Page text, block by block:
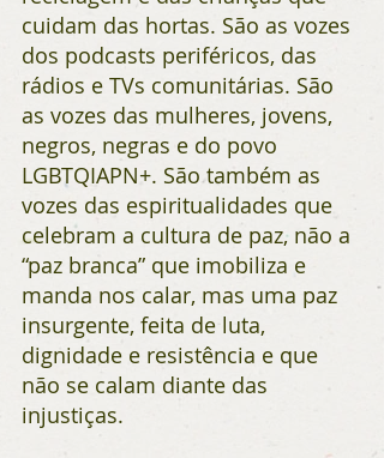
cuidam das hortas. São as vozes
dos podcasts periféricos, das
rádios e TVs comunitárias. São
as vozes das mulheres, jovens,
negros, negras e do povo
LGBTQIAPN+. São também as
vozes das espiritualidades que
celebram a cultura de paz, não a
“paz branca” que imobiliza e
manda nos calar, mas uma paz
insurgente, feita de luta,
dignidade e resistência e que
não se calam diante das
injustiças.